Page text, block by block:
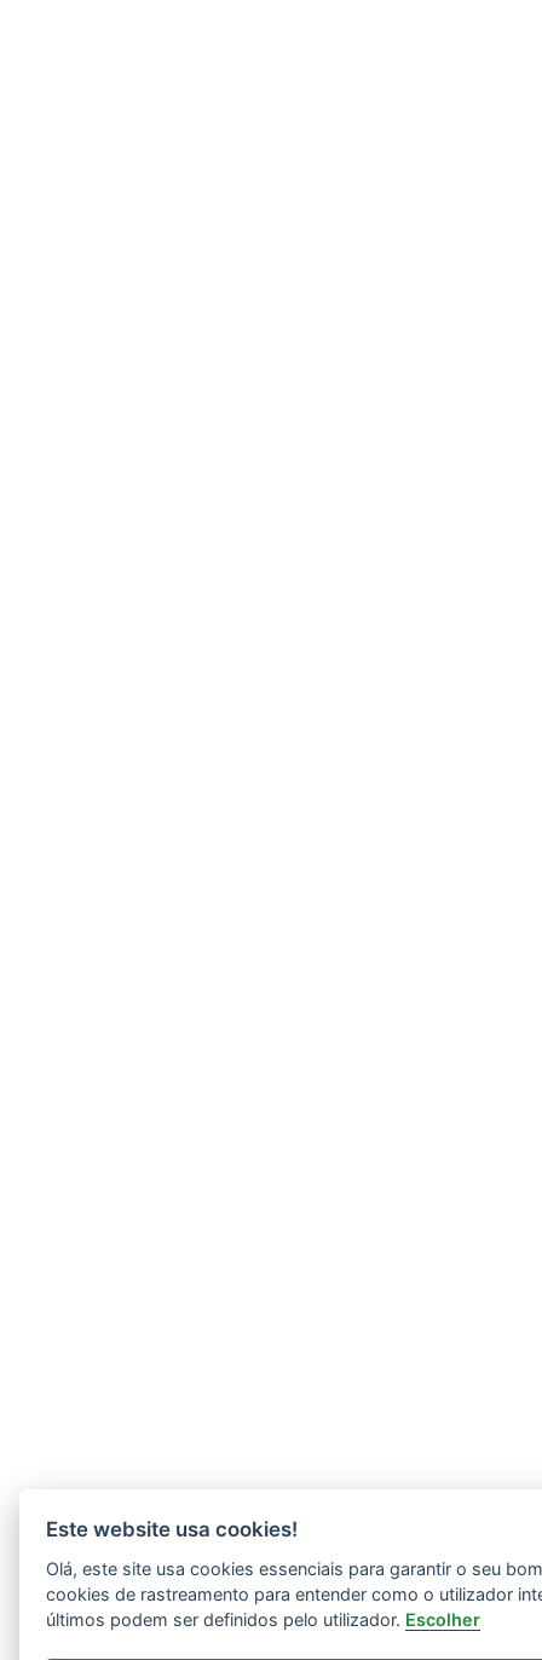
Este website usa cookies!
Olá, este site usa cookies essenciais para garantir o seu
cookies de rastreamento para entender como o utilizador
últimos podem ser definidos pelo utilizador. Escolher